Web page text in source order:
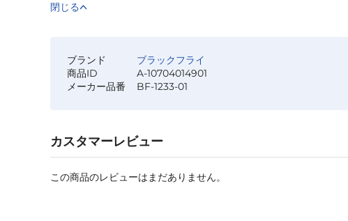
閉じる
ブランド
ブラックフライ
商品ID
A-10704014901
メーカー品番
BF-1233-01
カスタマーレビュー
この商品のレビューはまだありません。